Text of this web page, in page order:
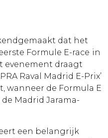
dat het
Formule E-race in
evenement draagt
Raval Madrid E-Prix’
wanneer de Formula E
Madrid Jarama-
een belangrijk